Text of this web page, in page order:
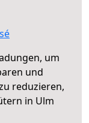
um
und
reduzieren,
in Ulm